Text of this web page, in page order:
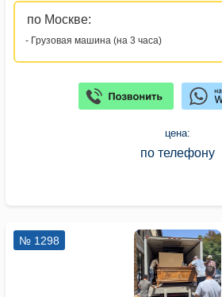
по Москве:
- Грузовая машина (на 3 часа)
цена:
по телефону
№ 1298